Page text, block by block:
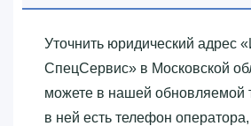
Уточнить юридический адрес
СпецСервис»‎ в Московской
можете в нашей обновляемой
в ней есть телефон